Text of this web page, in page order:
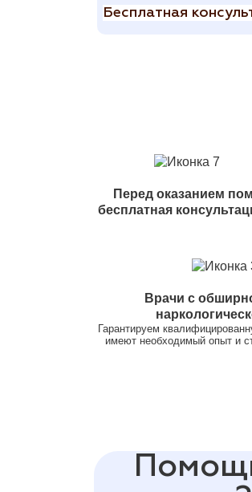
Бесплатная
Перед оказанием
бесплатная
Врачи с
Гарантируем
имеют необходимый опыт и